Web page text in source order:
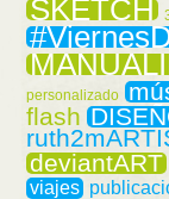
SKETCH
personalizado
flash
deviantART
viajes